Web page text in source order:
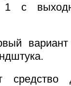
1 с